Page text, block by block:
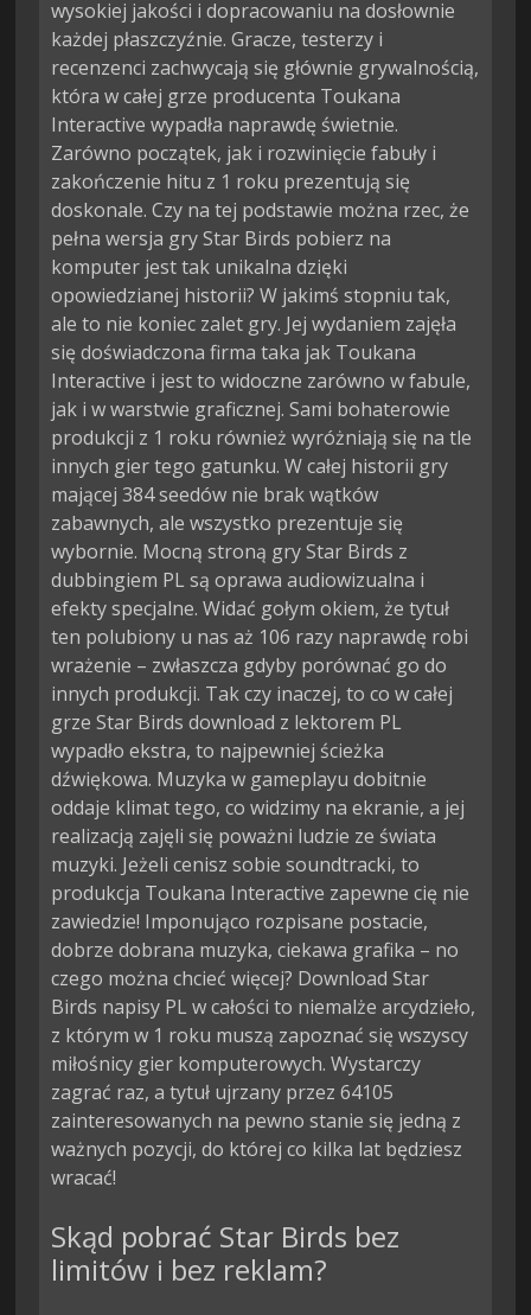
wysokiej jakości i dopracowaniu na dosłownie
każdej płaszczyźnie. Gracze, testerzy i
recenzenci zachwycają się głównie grywalnością,
która w całej grze producenta Toukana
Interactive wypadła naprawdę świetnie.
Zarówno początek, jak i rozwinięcie fabuły i
zakończenie hitu z 1 roku prezentują się
doskonale. Czy na tej podstawie można rzec, że
pełna wersja gry Star Birds pobierz na
komputer jest tak unikalna dzięki
opowiedzianej historii? W jakimś stopniu tak,
ale to nie koniec zalet gry. Jej wydaniem zajęła
się doświadczona firma taka jak Toukana
Interactive i jest to widoczne zarówno w fabule,
jak i w warstwie graficznej. Sami bohaterowie
produkcji z 1 roku również wyróżniają się na tle
innych gier tego gatunku. W całej historii gry
mającej 384 seedów nie brak wątków
zabawnych, ale wszystko prezentuje się
wybornie. Mocną stroną gry Star Birds z
dubbingiem PL są oprawa audiowizualna i
efekty specjalne. Widać gołym okiem, że tytuł
ten polubiony u nas aż 106 razy naprawdę robi
wrażenie – zwłaszcza gdyby porównać go do
innych produkcji. Tak czy inaczej, to co w całej
grze Star Birds download z lektorem PL
wypadło ekstra, to najpewniej ścieżka
dźwiękowa. Muzyka w gameplayu dobitnie
oddaje klimat tego, co widzimy na ekranie, a jej
realizacją zajęli się poważni ludzie ze świata
muzyki. Jeżeli cenisz sobie soundtracki, to
produkcja Toukana Interactive zapewne cię nie
zawiedzie! Imponująco rozpisane postacie,
dobrze dobrana muzyka, ciekawa grafika – no
czego można chcieć więcej? Download Star
Birds napisy PL w całości to niemalże arcydzieło,
z którym w 1 roku muszą zapoznać się wszyscy
miłośnicy gier komputerowych. Wystarczy
zagrać raz, a tytuł ujrzany przez 64105
zainteresowanych na pewno stanie się jedną z
ważnych pozycji, do której co kilka lat będziesz
wracać!
Skąd pobrać Star Birds bez
limitów i bez reklam?